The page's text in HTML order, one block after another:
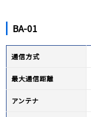
BA-01
通信方式
最大通信距離
アンテナ